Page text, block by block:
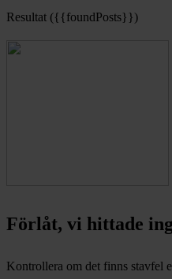
Resultat ({{foundPosts}})
Förlåt, vi hittade
Kontrollera om det finns stavfel